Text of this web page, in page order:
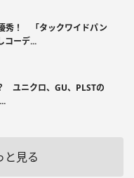
秀！ 「タックワイドパン
コーデ...
ユニクロ、GU、PLSTの
と見る